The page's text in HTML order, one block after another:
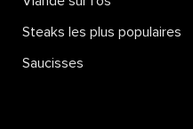
Steaks les plus populaires
Saucisses